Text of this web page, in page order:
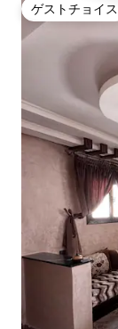
ゲストチョイス
ゲストチョイス